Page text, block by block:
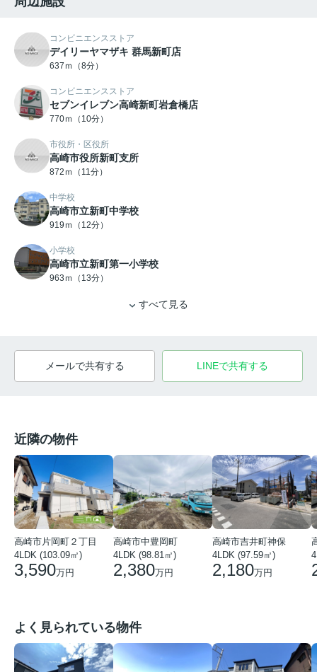
コンビニエンスストア
デイリーヤマザキ 群馬新町店
637ｍ（8分）
コンビニエンスストア
セブンイレブン高崎新町岩倉橋店
770ｍ（10分）
市役所・区役所
高崎市役所新町支所
872ｍ（11分）
中学校
高崎市立新町中学校
919ｍ（12分）
小学校
高崎市立新町第一小学校
963ｍ（13分）
すべて見る
メールで共有する LINEで共有する
近隣の物件
高崎市片岡町２丁目
4LDK (103.09㎡)
3,590万円
高崎市中豊岡町
4LDK (98.81㎡)
2,380万円
高崎市吉井町神保
4LDK (97.59㎡)
2,180万円
よく見られている物件